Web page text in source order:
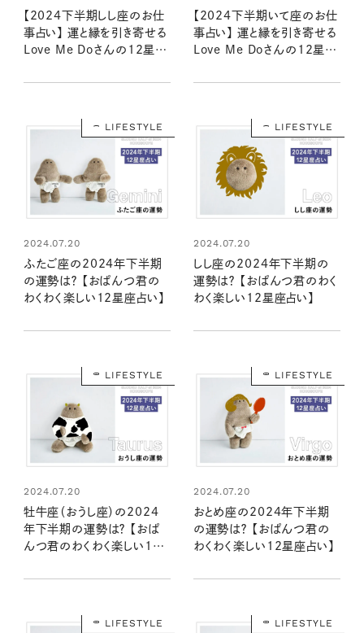
【2024下半期しし座のお仕
事占い】 運と縁を引き寄せる
Love Me Doさんの12星座
【2024下半期いて座のお仕
事占い】 運と縁を引き寄せる
Love Me Doさんの12星座
LIFESTYLE
2024.07.20
ふたご座の2024年下半期
の運勢は？ 【おぱんつ君の
わくわく楽しい12星座占い】
LIFESTYLE
2024.07.20
しし座の2024年下半期の
運勢は？ 【おぱんつ君のわく
わく楽しい12星座占い】
LIFESTYLE
2024.07.20
牡牛座（おうし座）の2024
年下半期の運勢は？ 【おぱ
んつ君のわくわく楽しい12
LIFESTYLE
2024.07.20
おとめ座の2024年下半期
の運勢は？ 【おぱんつ君の
わくわく楽しい12星座占い】
LIFESTYLE LIFESTYLE